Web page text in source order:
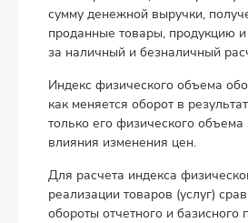
сумму денежной выручки,
проданные товары, продукцию и
за наличный и безналичный
Индекс физического объема
как меняется оборот в
только его физического
влияния изменения цен.
Для расчета индекса
реализации товаров (услуг)
обороты отчетного и базисного